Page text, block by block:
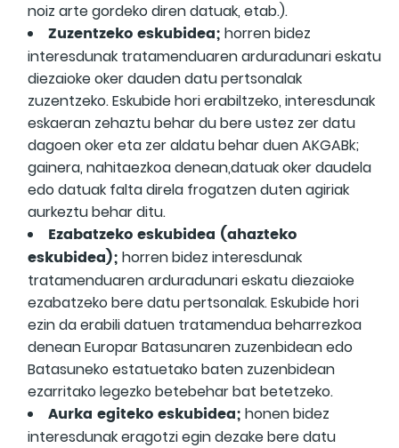
noiz arte gordeko diren datuak, etab.).
Zuzentzeko eskubidea; horren bidez
interesdunak tratamenduaren arduradunari eskatu
diezaioke oker dauden datu pertsonalak
zuzentzeko. Eskubide hori erabiltzeko, interesdunak
eskaeran zehaztu behar du bere ustez zer datu
dagoen oker eta zer aldatu behar duen AKGABk;
gainera, nahitaezkoa denean,datuak oker daudela
edo datuak falta direla frogatzen duten agiriak
aurkeztu behar ditu.
Ezabatzeko eskubidea (ahazteko
eskubidea); horren bidez interesdunak
tratamenduaren arduradunari eskatu diezaioke
ezabatzeko bere datu pertsonalak. Eskubide hori
ezin da erabili datuen tratamendua beharrezkoa
denean Europar Batasunaren zuzenbidean edo
Batasuneko estatuetako baten zuzenbidean
ezarritako legezko betebehar bat betetzeko.
Aurka egiteko eskubidea; honen bidez
interesdunak eragotzi egin dezake bere datu